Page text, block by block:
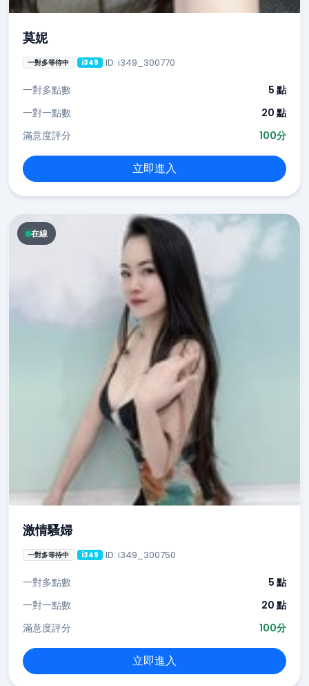
莫妮
一對多等待中 i349 ID: i349_300770
一對多點數
5 點
一對一點數
20 點
滿意度評分
100分
立即進入
在線
激情騷婦
一對多等待中 i349 ID: i349_300750
一對多點數
5 點
一對一點數
20 點
滿意度評分
100分
立即進入